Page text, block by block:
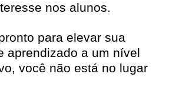
nos alunos.
para elevar sua
aprendizado a um nível
você não está no lugar